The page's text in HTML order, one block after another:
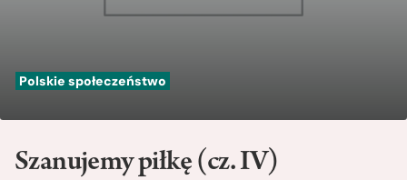
Polskie społeczeństwo
Szanujemy piłkę (cz. IV)